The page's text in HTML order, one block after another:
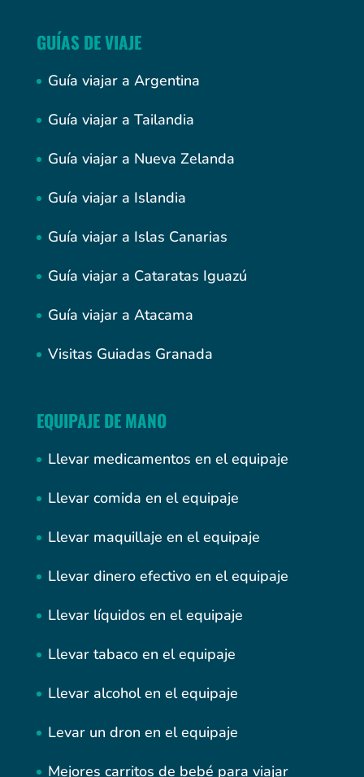
GUÍAS DE VIAJE
Guía viajar a Argentina
Guía viajar a Tailandia
Guía viajar a Nueva Zelanda
Guía viajar a Islandia
Guía viajar a Islas Canarias
Guía viajar a Cataratas Iguazú
Guía viajar a Atacama
Visitas Guiadas Granada
EQUIPAJE DE MANO
Llevar medicamentos en el equipaje
Llevar comida en el equipaje
Llevar maquillaje en el equipaje
Llevar dinero efectivo en el equipaje
Llevar líquidos en el equipaje
Llevar tabaco en el equipaje
Llevar alcohol en el equipaje
Levar un dron en el equipaje
Mejores carritos de bebé para viajar